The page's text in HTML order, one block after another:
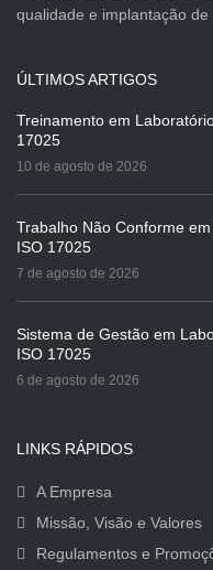
qualidade e implantação
ÚLTIMOS ARTIGOS
Treinamento em
17025
10 de agosto de 2026
Trabalho Não Conforme
ISO 17025
7 de agosto de 2026
Sistema de Gestão em
ISO 17025
6 de agosto de 2026
LINKS RÁPIDOS
A Empresa
Missão, Visão e Valores
Regulamentos e